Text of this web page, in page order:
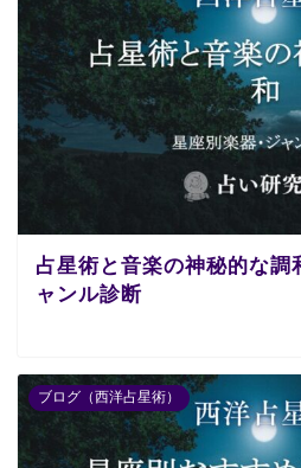
占星術と音楽の神秘的な調
ャンル診断
ブログ（西洋占星術）